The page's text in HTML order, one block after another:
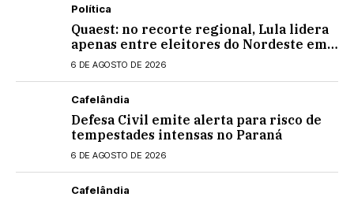
Política
Quaest: no recorte regional, Lula lidera
apenas entre eleitores do Nordeste em
eventual 2º turno contra Flávio
6 DE AGOSTO DE 2026
Cafelândia
Defesa Civil emite alerta para risco de
tempestades intensas no Paraná
6 DE AGOSTO DE 2026
Cafelândia